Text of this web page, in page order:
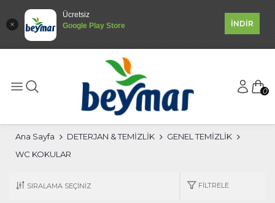
Ücretsiz
Google Play Store
İNDİR
0
Ana Sayfa DETERJAN & TEMİZLİK
GENEL TEMİZLİK
WC KOKULAR
FILTRELE